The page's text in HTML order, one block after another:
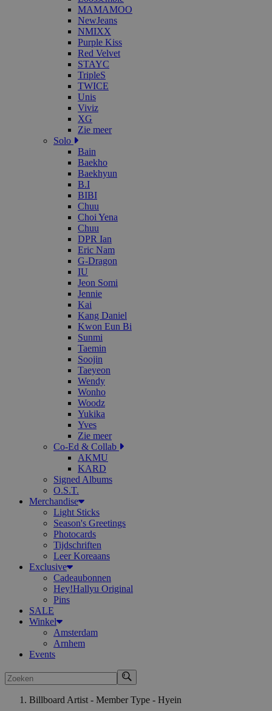
MAMAMOO
NewJeans
NMIXX
Purple Kiss
Red Velvet
STAYC
TripleS
TWICE
Unis
Viviz
XG
Zie meer
Solo
Bain
Baekho
Baekhyun
B.I
BIBI
Chuu
Choi Yena
Chuu
DPR Ian
Eric Nam
G-Dragon
IU
Jeon Somi
Jennie
Kai
Kang Daniel
Kwon Eun Bi
Sunmi
Taemin
Soojin
Taeyeon
Wendy
Wonho
Woodz
Yukika
Yves
Zie meer
Co-Ed & Collab
AKMU
KARD
Signed Albums
O.S.T.
Merchandise
Light Sticks
Season's Greetings
Photocards
Tijdschriften
Leer Koreaans
Exclusive
Cadeaubonnen
Hey!Hallyu Original
Pins
SALE
Winkel
Amsterdam
Arnhem
Events
Zoeken
Billboard Artist - Member Type - Hyein